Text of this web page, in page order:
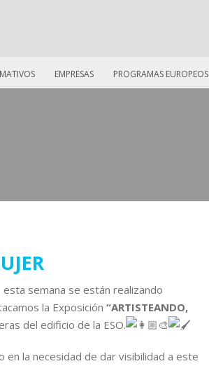
EMPRESAS PROGRAMAS EUROPEOS
esta semana se están realizando
la Exposición “ARTISTEANDO,
del edificio de la ESO.
en la necesidad de dar visibilidad a este